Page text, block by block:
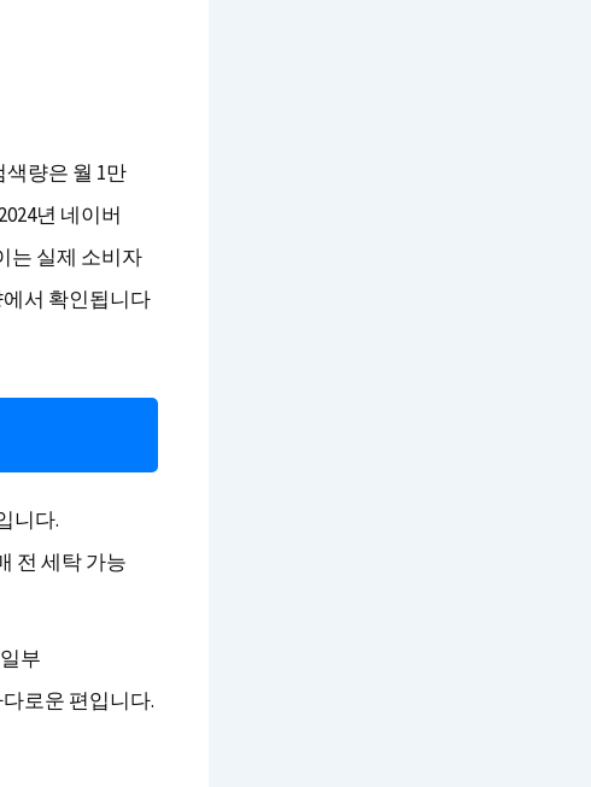
량은 월 1만
년 네이버
는 실제 소비자
서 확인됩니다
니다.
전 세탁 가능
부
로운 편입니다.